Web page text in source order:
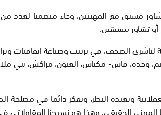
مع المهنيين، وجاء متضمنا لعدد من
أو تشاور مسبقين.
الصحف، في ترتيب وصياغة اتفاقيات
فاس- مكناس، العيون، مراكش، بني
وبعيدة النظر، وتفكر دائما في
الحقيقي، وهذا هو نسيجنا المقاولاتي